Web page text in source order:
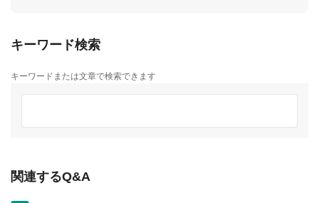
キーワード検索
キーワードまたは文章で検索できます
関連するQ&A